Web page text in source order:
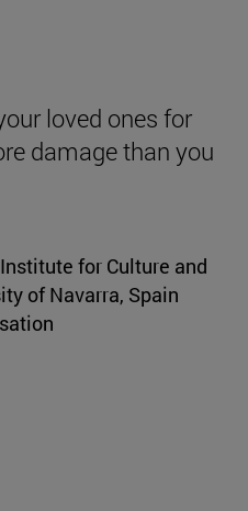
loved ones for
damage than you
for Culture and
of Navarra, Spain